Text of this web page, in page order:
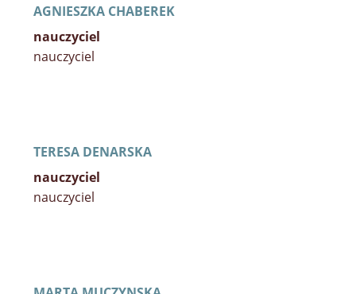
AGNIESZKA CHABEREK
nauczyciel
nauczyciel
TERESA DENARSKA
nauczyciel
nauczyciel